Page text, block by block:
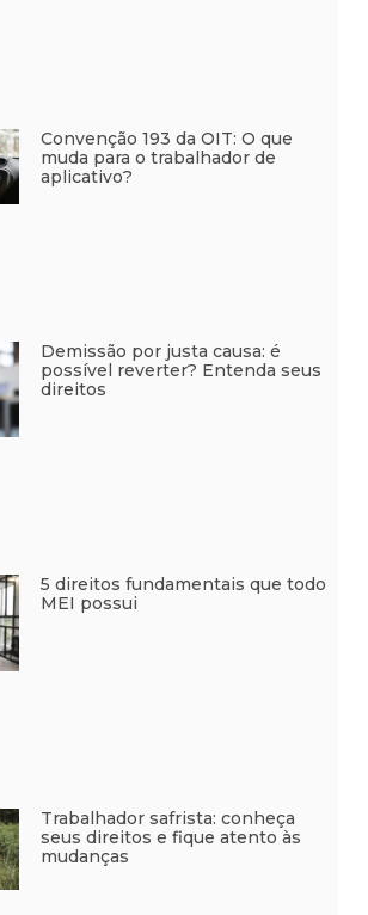
Convenção 193 da OIT: O que
muda para o trabalhador de
aplicativo?
Demissão por justa causa: é
possível reverter? Entenda seus
direitos
5 direitos fundamentais que todo
MEI possui
Trabalhador safrista: conheça
seus direitos e fique atento às
mudanças